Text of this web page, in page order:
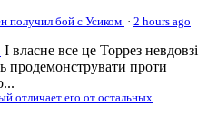
получил бой с Усиком · 2 hours ago
І власне все це Торрез невдовзі
продемонструвати проти
отличает его от остальных